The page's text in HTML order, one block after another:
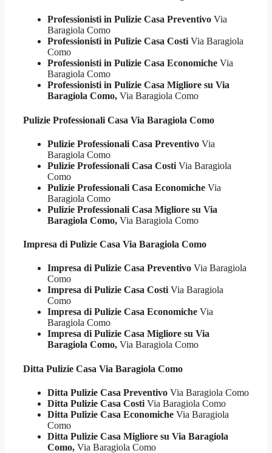
Professionisti in Pulizie Casa Preventivo Via
Baragiola Como
Professionisti in Pulizie Casa Costi Via Baragiola
Como
Professionisti in Pulizie Casa Economiche Via
Baragiola Como
Professionisti in Pulizie Casa Migliore su Via
Baragiola Como, Via Baragiola Como
Pulizie Professionali Casa Via Baragiola Como
Pulizie Professionali Casa Preventivo Via
Baragiola Como
Pulizie Professionali Casa Costi Via Baragiola
Como
Pulizie Professionali Casa Economiche Via
Baragiola Como
Pulizie Professionali Casa Migliore su Via
Baragiola Como, Via Baragiola Como
Impresa di Pulizie Casa Via Baragiola Como
Impresa di Pulizie Casa Preventivo Via Baragiola
Como
Impresa di Pulizie Casa CostiVia Baragiola
Como
Impresa di Pulizie Casa Economiche Via
Baragiola Como
Impresa di Pulizie Casa Migliore su Via
Baragiola Como, Via Baragiola Como
Ditta Pulizie Casa Via Baragiola Como
Ditta Pulizie Casa Preventivo Via Baragiola Como
Ditta Pulizie Casa Costi Via Baragiola Como
Ditta Pulizie Casa Economiche Via Baragiola
Como
Ditta Pulizie Casa Migliore su Via Baragiola
Como, Via Baragiola Como